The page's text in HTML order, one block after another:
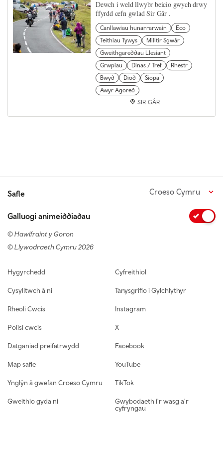
Dewch i weld llwybr beicio gwych drwy
ffyrdd cefn gwlad Sir Gâr .
Canllawiau hunan-arwain
Eco
Teithiau Tywys
Milltir Sgwâr
Gweithgareddau Llesiant
Grwpiau
Dinas / Tref
Rhestr
Bwyd
Diod
Siopa
Awyr Agored
SIR GÂR
Safle Croeso Cymru
Galluogi animeiddiadau
© Hawlfraint y Goron
© Llywodraeth Cymru 2026
Footer navigation
Hygyrchedd
Cysylltwch â ni
Rheoli Cwcis
Polisi cwcis
Datganiad preifatrwydd
Map safle
Ynglŷn â gwefan Croeso Cymru
Gweithio gyda ni
Cyfreithiol
Tanysgrifio i Gylchlythyr
Instagram
X
Facebook
YouTube
TikTok
Gwybodaeth i'r wasg a'r
cyfryngau